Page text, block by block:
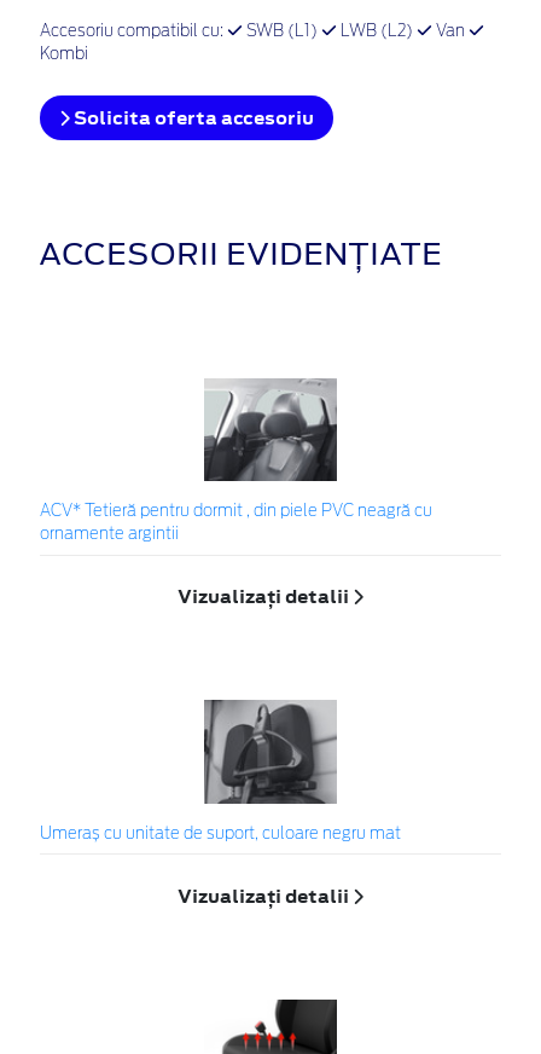
Accesoriu compatibil cu: SWB (L1) LWB (L2)
Van
Kombi
Solicita oferta accesoriu
ACCESORII EVIDENȚIATE
ACV* Tetieră pentru dormit , din piele PVC neagră cu
ornamente argintii
Vizualizați detalii
Umeraș cu unitate de suport, culoare negru mat
Vizualizați detalii